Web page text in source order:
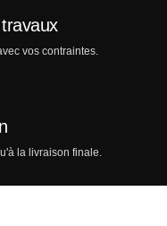
vos contraintes.
la livraison finale.